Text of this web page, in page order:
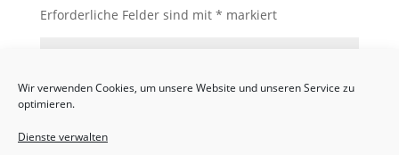
Wir verwenden Cookies, um unsere Website und unseren Service zu
optimieren.
Dienste verwalten
Erforderliche Felder sind mit * markiert